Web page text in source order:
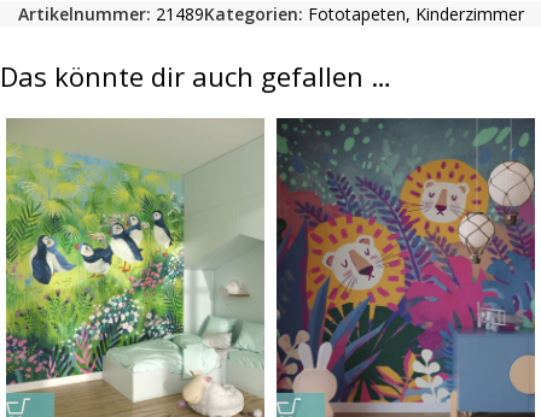
Artikelnummer: 21489Kategorien: Fototapeten, Kinderzimmer
Das könnte dir auch gefallen …